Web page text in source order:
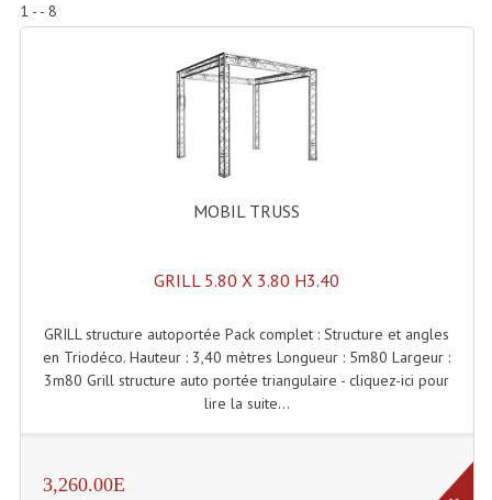
Pieds D'enceintes
Selecteurs Audio Vidéo
Amplificateurs
Compresseurs , Limiteurs , Noise Gate
Enceintes Et Caissons Basses
Packs Sono
1 - - 8
MOBIL TRUSS
GRILL 5.80 X 3.80 H3.40
GRILL structure autoportée Pack complet : Structure et angles
en Triodéco. Hauteur : 3,40 mètres Longueur : 5m80 Largeur :
3m80 Grill structure auto portée triangulaire - cliquez-ici pour
lire la suite...
3,260.00E